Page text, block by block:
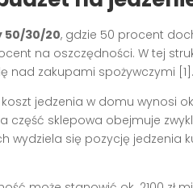
50/30/20, gdzie 50 procent
na oszczędności. W tej
nad zakupami spożywczymi [1].
jedzenia w domu wynosi
część sklepowa obejmuje
wydziela się pozycję